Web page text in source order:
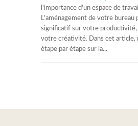
l'importance d'un espace de
L'aménagement de votre bureau
significatif sur votre
votre créativité. Dans cet article,
étape par étape sur la...